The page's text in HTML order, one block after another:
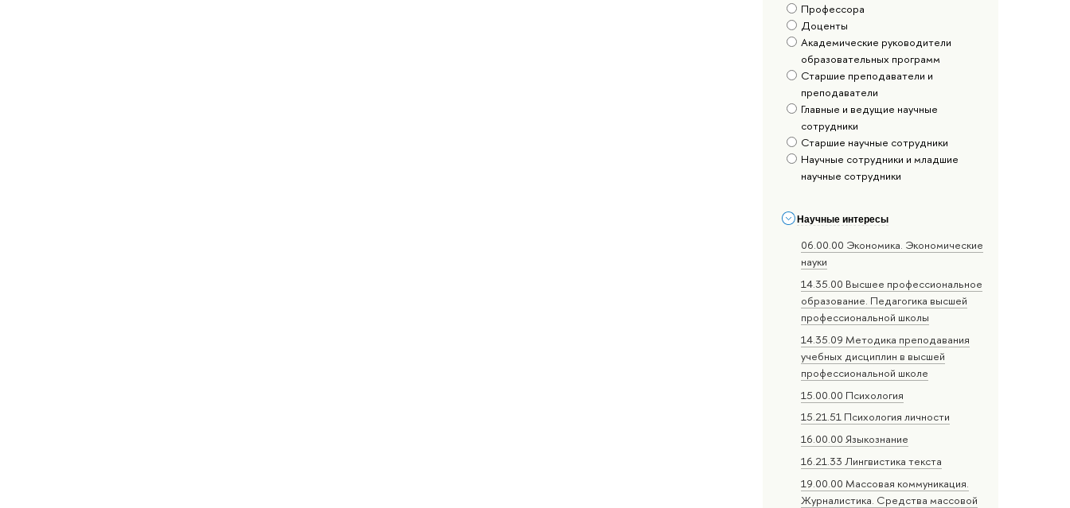
Профессора
Доценты
Академические руководители
образовательных программ
Старшие преподаватели и
преподаватели
Главные и ведущие научные
сотрудники
Старшие научные сотрудники
Научные сотрудники и младшие
научные сотрудники
Научные интересы
06.00.00 Экономика. Экономические
науки
14.35.00 Высшее профессиональное
образование. Педагогика высшей
профессиональной школы
14.35.09 Методика преподавания
учебных дисциплин в высшей
профессиональной школе
15.00.00 Психология
15.21.51 Психология личности
16.00.00 Языкознание
16.21.33 Лингвистика текста
19.00.00 Массовая коммуникация.
Журналистика. Средства массовой